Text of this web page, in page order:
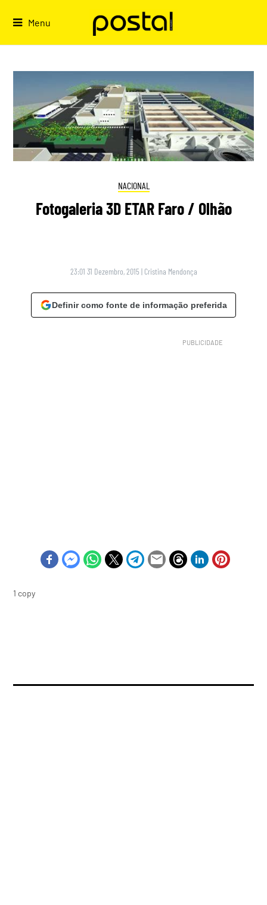
Menu
NACIONAL
Fotogaleria 3D ETAR Faro / Olhão
23:01 31 Dezembro, 2015 | Cristina Mendonça
Definir como fonte de informação preferida
1 copy